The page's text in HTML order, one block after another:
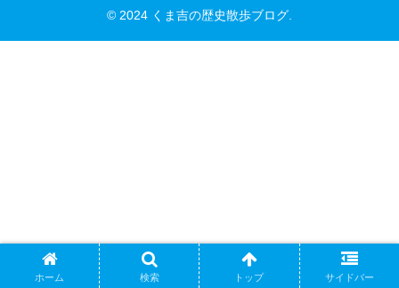
© 2024 くま吉の歴史散歩ブログ.
ホーム 検索 トップ サイドバー